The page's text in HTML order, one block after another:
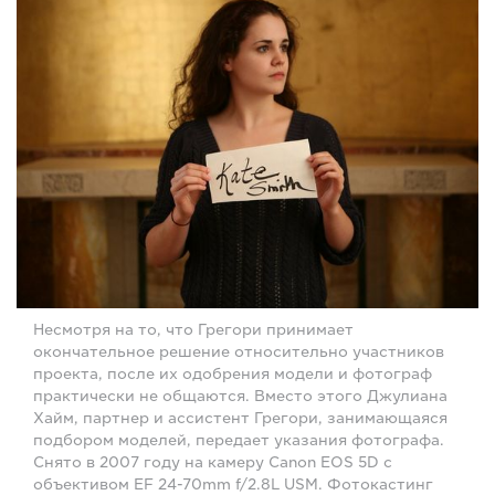
Несмотря на то, что Грегори принимает
окончательное решение относительно участников
проекта, после их одобрения модели и фотограф
практически не общаются. Вместо этого Джулиана
Хайм, партнер и ассистент Грегори, занимающаяся
подбором моделей, передает указания фотографа.
Снято в 2007 году на камеру Canon EOS 5D с
объективом EF 24-70mm f/2.8L USM. Фотокастинг